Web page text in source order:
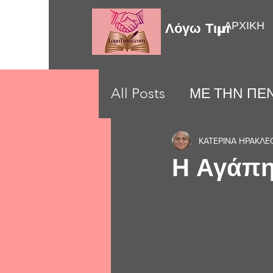
Λόγω ΤιμήςΑΡΧΙΚΗ
All Posts ΜΕ ΤΗΝ
LOVE MOMENTS
Η
ΚΑΤΕΡΙΝΑ